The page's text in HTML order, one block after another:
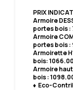
PRIX
Armoire
portes bois
Armoire
portes bois :
Armoirette
bois:
Armoire
bois :
♦ Eco-